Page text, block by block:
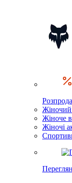
Жіночий
Жіноче
Жіночі